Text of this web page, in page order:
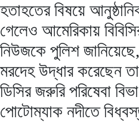
হতাহতের বিষয়ে
গেলেও আমেরিকায়
নিউজকে পুলিশ
মরদেহ উদ্ধার করেছেন
ডিসির জরুরি পরিষেবা
পোটোম্যাক নদীতে